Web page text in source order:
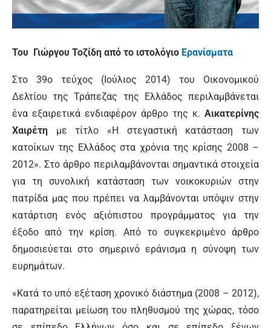
Του Γιώργου Τοζίδη από το ιστολόγιο Ερανίσματα
Στο 39ο τεύχος (Ιούλιος 2014) του Οικονομικού
Δελτίου της Τράπεζας της Ελλάδος περιλαμβάνεται
ένα εξαιρετικά ενδιαφέρον άρθρο της κ. Αικατερίνης
Χαιρέτη με τίτλο «Η στεγαστική κατάσταση των
κατοίκων της Ελλάδος στα χρόνια της κρίσης 2008 –
2012». Στο άρθρο περιλαμβάνονται σημαντικά στοιχεία
για τη συνολική κατάσταση των νοικοκυριών στην
πατρίδα μας που πρέπει να λαμβάνονται υπόψιν στην
κατάρτιση ενός αξιόπιστου προγράμματος για την
έξοδο από την κρίση. Από το συγκεκριμένο άρθρο
δημοσιεύεται στο σημερινό εράνισμα η σύνοψη των
ευρημάτων.
«Κατά το υπό εξέταση χρονικό διάστηµα (2008 – 2012),
παρατηρείται µείωση του πληθυσµού της χώρας, τόσο